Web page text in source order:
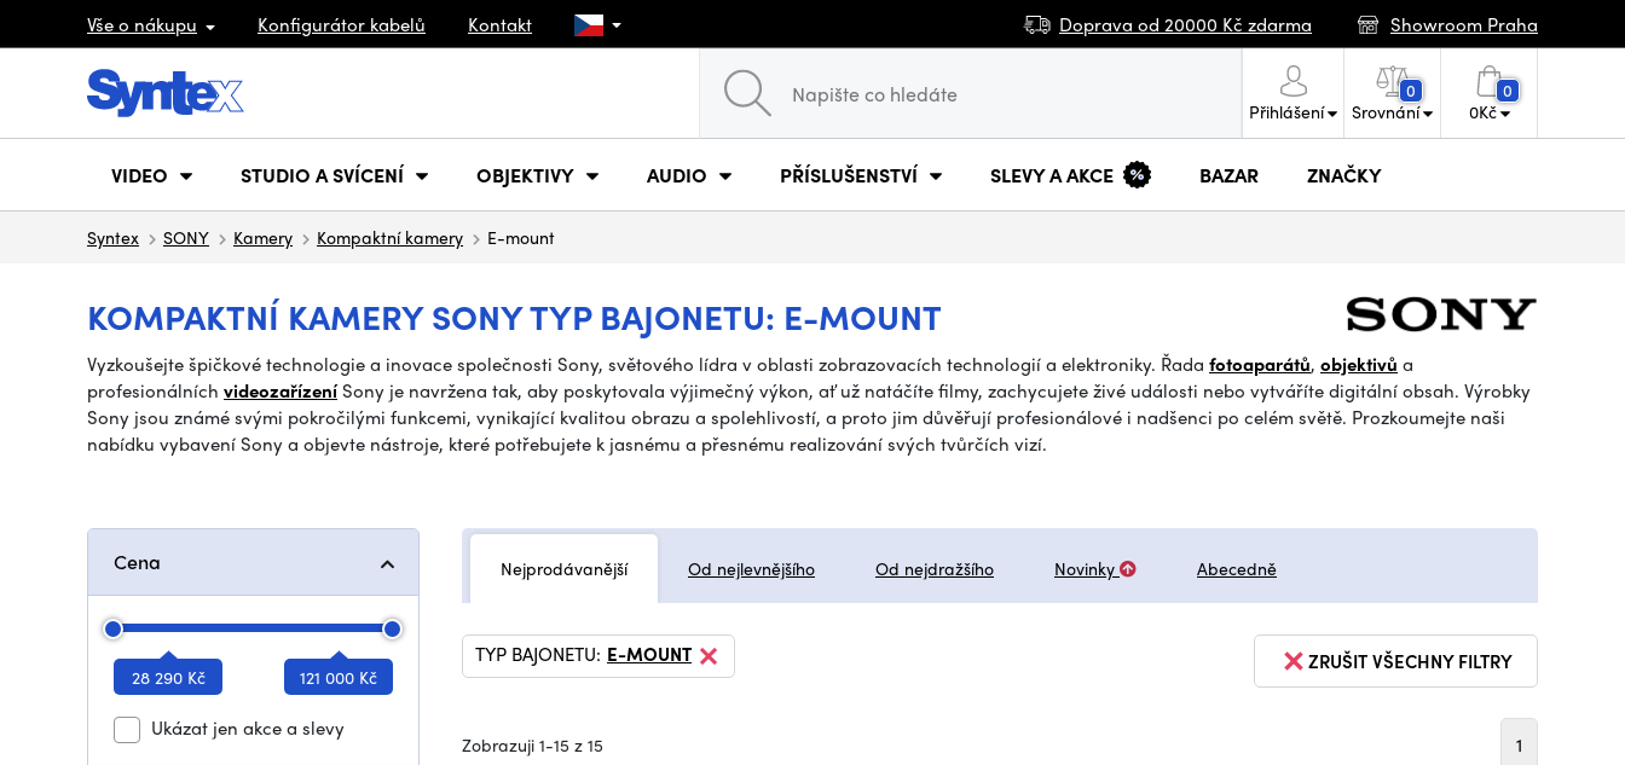
Vše o nákupu Konfigurátor kabelů Kontakt Doprava od 20000 Kč zdarma Showroom Praha
Přihlášení
0
Srovnání
0
0Kč
VIDEO STUDIO A SVÍCENÍ OBJEKTIVY AUDIO PŘÍSLUŠENSTVÍ SLEVY A AKCE BAZAR ZNAČKY
Syntex SONY Kamery Kompaktní kamery E-mount
KOMPAKTNÍ KAMERY SONY TYP BAJONETU: E-MOUNT
Vyzkoušejte špičkové technologie a inovace společnosti Sony, světového lídra v oblasti zobrazovacích technologií a elektroniky. Řada fotoaparátů, objektivů a
profesionálních videozařízeníSony je navržena tak, aby poskytovala výjimečný výkon, ať už natáčíte filmy, zachycujete živé události nebo vytváříte digitální obsah. Výrobky
Sony jsou známé svými pokročilými funkcemi, vynikající kvalitou obrazu a spolehlivostí, a proto jim důvěřují profesionálové i nadšenci po celém světě. Prozkoumejte naši
nabídku vybavení Sony a objevte nástroje, které potřebujete k jasnému a přesnému realizování svých tvůrčích vizí.
Cena
28 290 Kč 121 000 Kč
Ukázat jen akce a slevy
Nejprodávanější Od nejlevnějšího Od nejdražšího Novinky Abecedně
ZRUŠIT VŠECHNY FILTRY
TYP BAJONETU: E-MOUNT
Zobrazuji 1-15 z 15 1